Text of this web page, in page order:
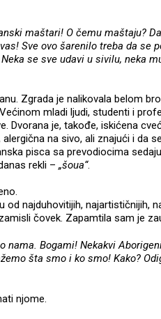
maštari! O čemu maštaju?
Sve ovo šarenilo treba da se
se sve udavi u sivilu, neka
Zgrada je nalikovala belom
mladi ljudi, studenti i
Dvorana je, takođe, iskićena
na sivo, ali znajući i da
pisca sa prevodiocima
rekli – „šoua“.
najduhovitijih, najartističnijih,
čovek. Zapamtila sam je
nama. Bogami! Nekakvi
šta smo i ko smo! Kako?
njome.